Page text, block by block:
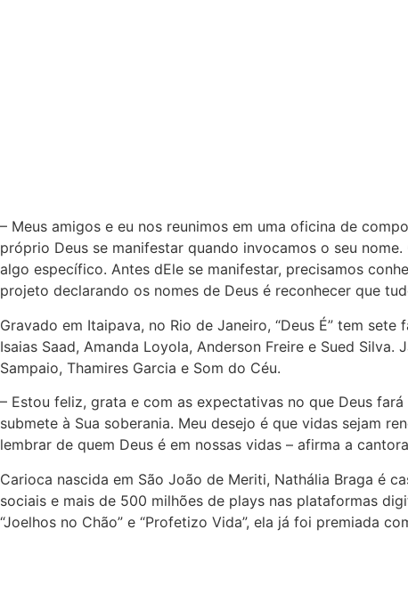
– Meus amigos e eu nos reunimos em uma oficina de
próprio Deus se manifestar quando invocamos o seu
algo específico. Antes dEle se manifestar, precisamos
projeto declarando os nomes de Deus é reconhecer que
Gravado em Itaipava, no Rio de Janeiro, “Deus É” tem
Isaias Saad, Amanda Loyola, Anderson Freire e Sued
Sampaio, Thamires Garcia e Som do Céu.
– Estou feliz, grata e com as expectativas no que Deus
submete à Sua soberania. Meu desejo é que vidas sejam
lembrar de quem Deus é em nossas vidas – afirma a
Carioca nascida em São João de Meriti, Nathália Braga é
sociais e mais de 500 milhões de plays nas plataformas
“Joelhos no Chão” e “Profetizo Vida”, ela já foi premiada